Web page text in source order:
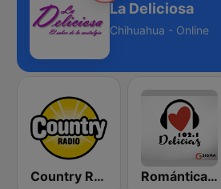
La Deliciosa
Chihuahua - Online
Country Radio Romántica 102.1 FM Delicias